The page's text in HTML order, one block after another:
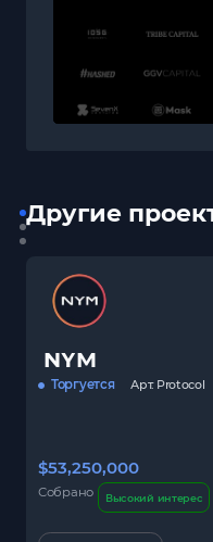
Другие
NYM
Торгуется Арт. Protocol
$53,250,000
Собрано Высокий интерес